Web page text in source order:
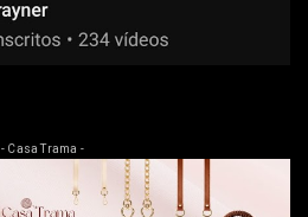
- Casa Trama -